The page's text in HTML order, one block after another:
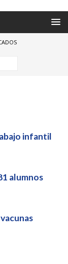
infantil
alumnos